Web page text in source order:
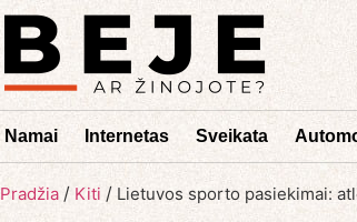
Namai Internetas Sveikata
Pradžia / Kiti / Lietuvos sporto pasiekimai: